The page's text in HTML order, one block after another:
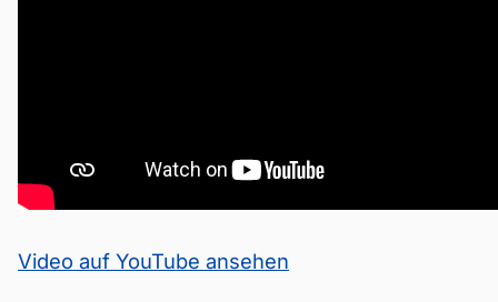
Video auf YouTube ansehen